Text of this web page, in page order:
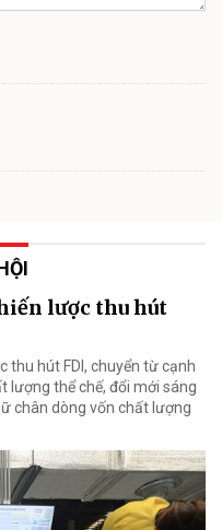
lược thu hút
thu hút FDI, chuyển từ cạnh
lượng thể chế, đổi mới sáng
chân dòng vốn chất lượng